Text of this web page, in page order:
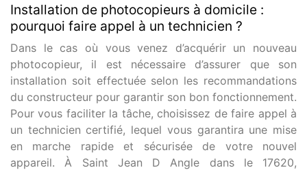
Installation de photocopieurs à domicile :
pourquoi faire appel à un technicien ?
Dans le cas où vous venez d’acquérir un nouveau
photocopieur, il est nécessaire d’assurer que son
installation soit effectuée selon les recommandations
du constructeur pour garantir son bon fonctionnement.
Pour vous faciliter la tâche, choisissez de faire appel à
un technicien certifié, lequel vous garantira une mise
en marche rapide et sécurisée de votre nouvel
appareil. À Saint Jean D Angle dans le 17620,